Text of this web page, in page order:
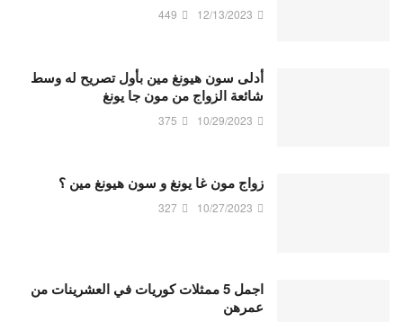
12/13/2023
449
أدلى سون هيونغ مين بأول تصريح له وسط
شائعة الزواج من مون جا يونغ
10/29/2023
375
زواج مون غا يونغ و سون هيونغ مين ؟
10/27/2023
327
اجمل 5 ممثلات كوريات في العشرينات من
عمرهن